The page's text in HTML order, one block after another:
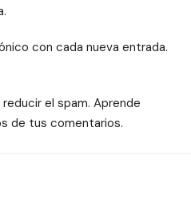
con cada nueva entrada.
el spam. Aprende
de tus comentarios.